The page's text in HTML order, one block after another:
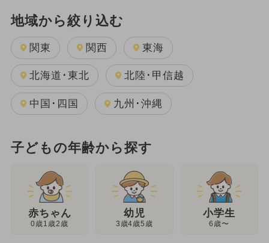
地域から絞り込む
関東 関西 東海
北海道･東北 北陸･甲信越
中国･四国 九州･沖縄
子どもの年齢から探す
赤ちゃん
0歳1歳2歳
幼児
3歳4歳5歳
小学生
6歳〜